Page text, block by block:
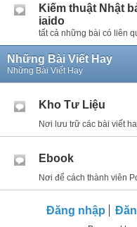
Kiếm thuật Nhật
iaido
tất cả những bài có liên
Những Bài Viết Hay
Những Bài Viết Hay
Kho Tư Liệu
Nơi lưu trữ các bài viết
Ebook
Nơi để cách thành viên
Đăng nhập